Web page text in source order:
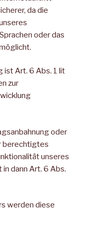
da die
oder das
ist Art. 6 Abs. 1 lit
zur
oder
berechtigtes
unseres
dann Art. 6 Abs.
werden diese